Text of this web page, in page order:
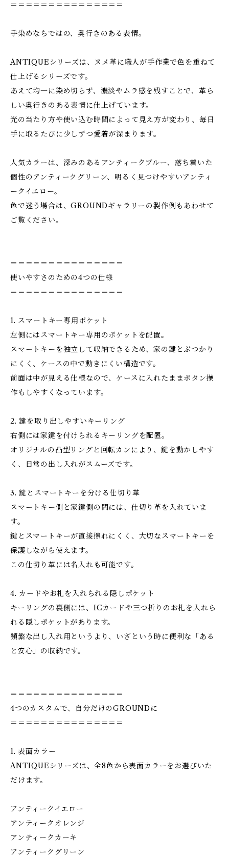
＝＝＝＝＝＝＝＝＝＝＝＝＝＝＝
手染めならではの、奥行きのある表情。
ANTIQUEシリーズは、ヌメ革に職人が手作業で色を重ねて
仕上げるシリーズです。
あえて均一に染め切らず、濃淡やムラ感を残すことで、革ら
しい奥行きのある表情に仕上げています。
光の当たり方や使い込む時間によって見え方が変わり、毎日
手に取るたびに少しずつ愛着が深まります。
人気カラーは、深みのあるアンティークブルー、落ち着いた
個性のアンティークグリーン、明るく見つけやすいアンティ
ークイエロー。
色で迷う場合は、GROUNDギャラリーの製作例もあわせて
ご覧ください。
＝＝＝＝＝＝＝＝＝＝＝＝＝＝＝
使いやすさのための4つの仕様
＝＝＝＝＝＝＝＝＝＝＝＝＝＝＝
1. スマートキー専用ポケット
左側にはスマートキー専用のポケットを配置。
スマートキーを独立して収納できるため、家の鍵とぶつかり
にくく、ケースの中で動きにくい構造です。
前面は中が見える仕様なので、ケースに入れたままボタン操
作もしやすくなっています。
2. 鍵を取り出しやすいキーリング
右側には家鍵を付けられるキーリングを配置。
オリジナルの凸型リングと回転カンにより、鍵を動かしやす
く、日常の出し入れがスムーズです。
3. 鍵とスマートキーを分ける仕切り革
スマートキー側と家鍵側の間には、仕切り革を入れていま
す。
鍵とスマートキーが直接擦れにくく、大切なスマートキーを
保護しながら使えます。
この仕切り革には名入れも可能です。
4. カードやお札を入れられる隠しポケット
キーリングの裏側には、ICカードや三つ折りのお札を入れら
れる隠しポケットがあります。
頻繁な出し入れ用というより、いざという時に便利な「ある
と安心」の収納です。
＝＝＝＝＝＝＝＝＝＝＝＝＝＝＝
4つのカスタムで、自分だけのGROUNDに
＝＝＝＝＝＝＝＝＝＝＝＝＝＝＝
1. 表面カラー
ANTIQUEシリーズは、全8色から表面カラーをお選びいた
だけます。
アンティークイエロー
アンティークオレンジ
アンティークカーキ
アンティークグリーン